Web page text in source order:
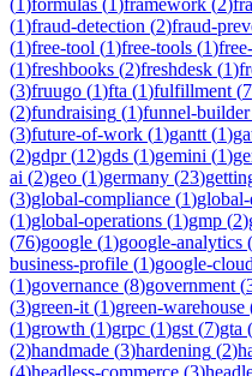
(1)fraud-detection (2)fraud-
(1)free-tool (1)free-tools (1)
(1)freshbooks (2)freshdesk (1)
(3)fruugo (1)fta (1)fulfillment (7
(2)fundraising (1)funnel-builder
(3)future-of-work (1)gantt (1)
(2)gdpr(12)gds (1)gemini (1)
ai (2)geo (1)germany (23)
(3)global-compliance (1)
(1)global-operations (1)gmp (2)
(76)google (1)google-analytics (
business-profile (1)google-cloud
(1)governance (8)government (
(3)green-it (1)green-warehouse
(1)growth (1)grpc (1)gst (7)gta (
(2)handmade (3)hardening (2)
(4)headless-commerce (3)